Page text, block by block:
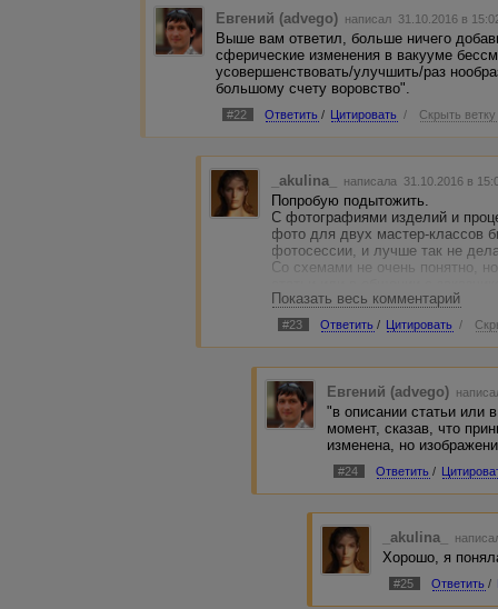
Евгений (advego) написал 31.10.2016 в
Выше вам ответил, больше ничего
сферические изменения в вакууме
усовершенствовать/улучшить/раз
большому счету воровство".
#22 Ответить / Цитировать / Скрыть ветку
_akulina_ написала 31.10.2016 в
Попробую подытожить.
С фотографиями изделий и
фото для двух мастер-классов
фотосессии, и лучше так не
Со схемами не очень понятно,
принципиально схема не
уникально.
Что скажете, Евгений? )
Показать весь комментарий
#23 Ответить / Цитировать /
Евгений (advego)
"в описании статьи или
момент, сказав, что
изменена, но
#24 Ответить /
_akulina_
Хорошо, я
#25 Ответить /